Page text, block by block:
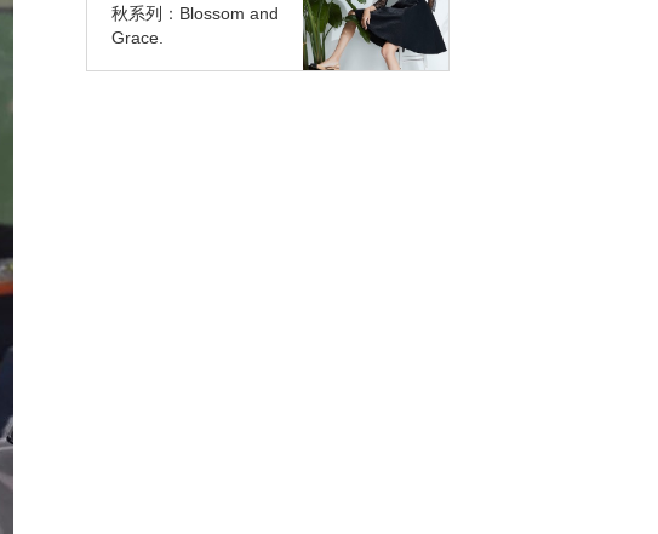
秋系列：Blossom and
Grace.